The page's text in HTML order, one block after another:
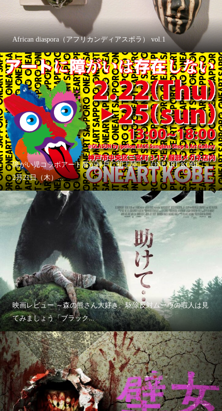
African diaspora（アフリカンディアスポラ） vol.1
障がい児コラボアート展が神戸に初上陸！「ONEART KOBE」
2月21日（木）...
映画レビュー ～森の熊さん大好き、駆除反対ムーヴの暇人は見
てみましょう「ブラック...